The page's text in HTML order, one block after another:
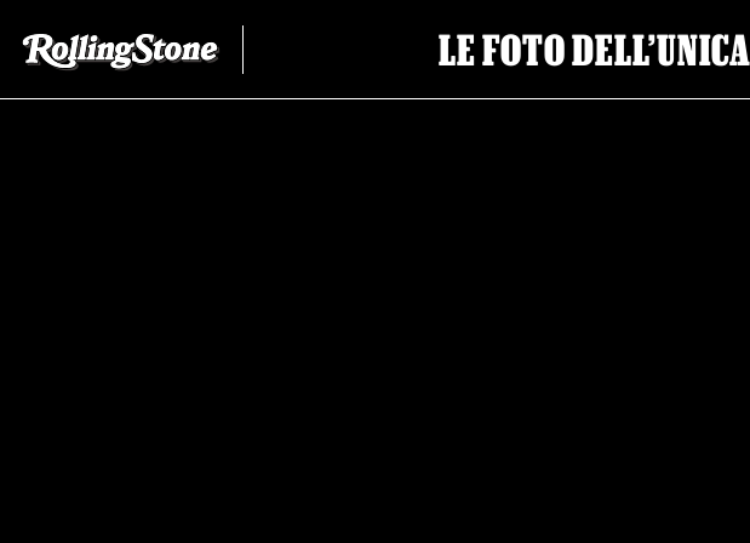
LE FOTO